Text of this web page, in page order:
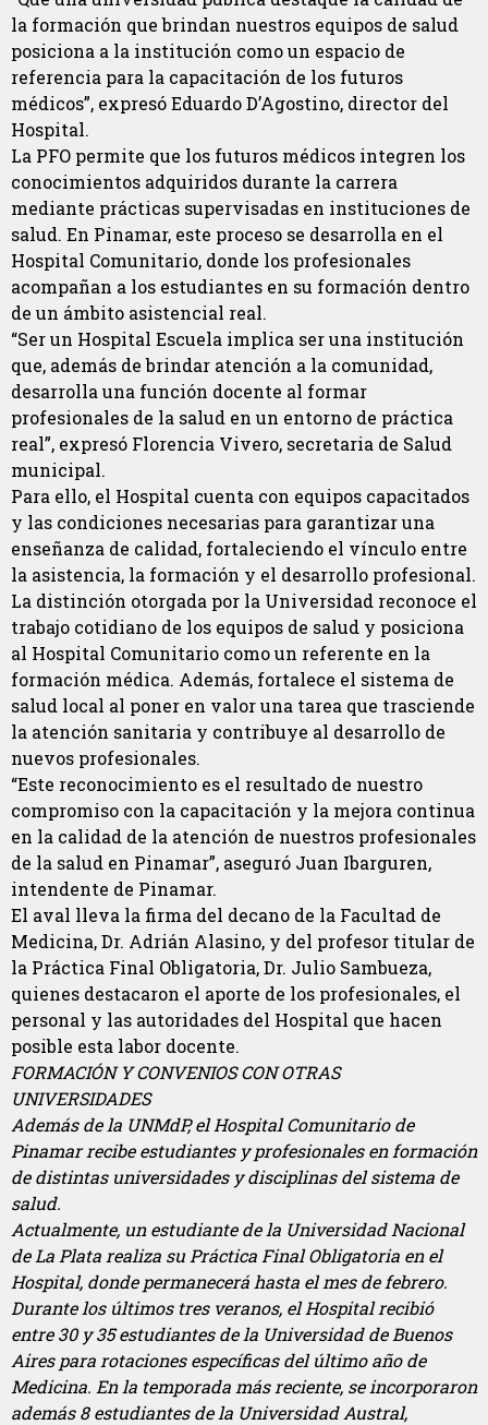
la formación que brindan nuestros equipos de salud
posiciona a la institución como un espacio de
referencia para la capacitación de los futuros
médicos”, expresó Eduardo D’Agostino, director del
Hospital.
La PFO permite que los futuros médicos integren los
conocimientos adquiridos durante la carrera
mediante prácticas supervisadas en instituciones de
salud. En Pinamar, este proceso se desarrolla en el
Hospital Comunitario, donde los profesionales
acompañan a los estudiantes en su formación dentro
de un ámbito asistencial real.
“Ser un Hospital Escuela implica ser una institución
que, además de brindar atención a la comunidad,
desarrolla una función docente al formar
profesionales de la salud en un entorno de práctica
real”, expresó Florencia Vivero, secretaria de Salud
municipal.
Para ello, el Hospital cuenta con equipos capacitados
y las condiciones necesarias para garantizar una
enseñanza de calidad, fortaleciendo el vínculo entre
la asistencia, la formación y el desarrollo profesional.
La distinción otorgada por la Universidad reconoce el
trabajo cotidiano de los equipos de salud y posiciona
al Hospital Comunitario como un referente en la
formación médica. Además, fortalece el sistema de
salud local al poner en valor una tarea que trasciende
la atención sanitaria y contribuye al desarrollo de
nuevos profesionales.
“Este reconocimiento es el resultado de nuestro
compromiso con la capacitación y la mejora continua
en la calidad de la atención de nuestros profesionales
de la salud en Pinamar”, aseguró Juan Ibarguren,
intendente de Pinamar.
El aval lleva la firma del decano de la Facultad de
Medicina, Dr. Adrián Alasino, y del profesor titular de
la Práctica Final Obligatoria, Dr. Julio Sambueza,
quienes destacaron el aporte de los profesionales, el
personal y las autoridades del Hospital que hacen
posible esta labor docente.
FORMACIÓN Y CONVENIOS CON OTRAS
UNIVERSIDADES
Además de la UNMdP, el Hospital Comunitario de
Pinamar recibe estudiantes y profesionales en formación
de distintas universidades y disciplinas del sistema de
salud.
Actualmente, un estudiante de la Universidad Nacional
de La Plata realiza su Práctica Final Obligatoria en el
Hospital, donde permanecerá hasta el mes de febrero.
Durante los últimos tres veranos, el Hospital recibió
entre 30 y 35 estudiantes de la Universidad de Buenos
Aires para rotaciones específicas del último año de
Medicina. En la temporada más reciente, se incorporaron
además 8 estudiantes de la Universidad Austral,